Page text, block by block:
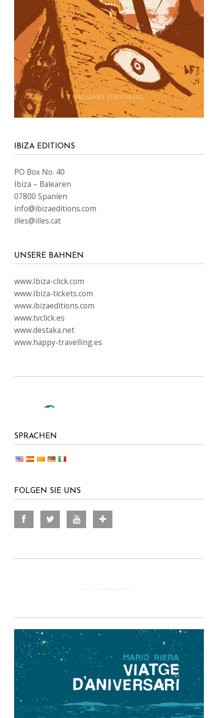
IBIZA EDITIONS
PO Box No. 40
Ibiza – Balearen
07800 Spanien
info@ibizaeditions.com
illes@illes.cat
UNSERE BAHNEN
www.Ibiza-click.com
www.Ibiza-tickets.com
www.ibizaeditions.com
www.tvclick.es
www.destaka.net
www.happy-travelling.es
SPRACHEN
FOLGEN SIE UNS